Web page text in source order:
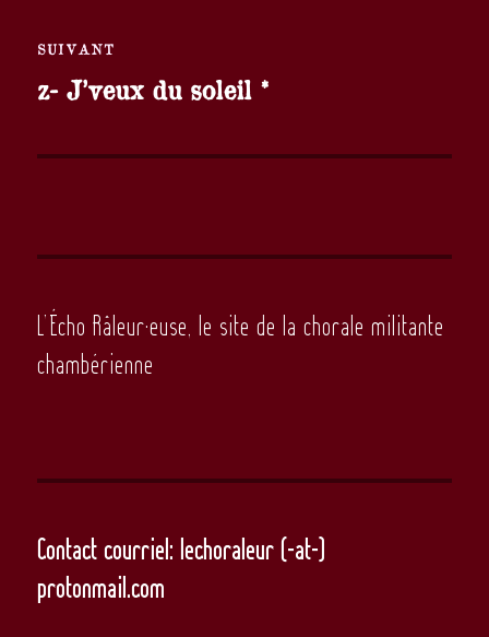
SUIVANT
Publication
z- J’veux du soleil *
L’Écho Râleur·euse, le site de la chorale militante
chambérienne
Contact courriel: lechoraleur (-at-)
protonmail.com